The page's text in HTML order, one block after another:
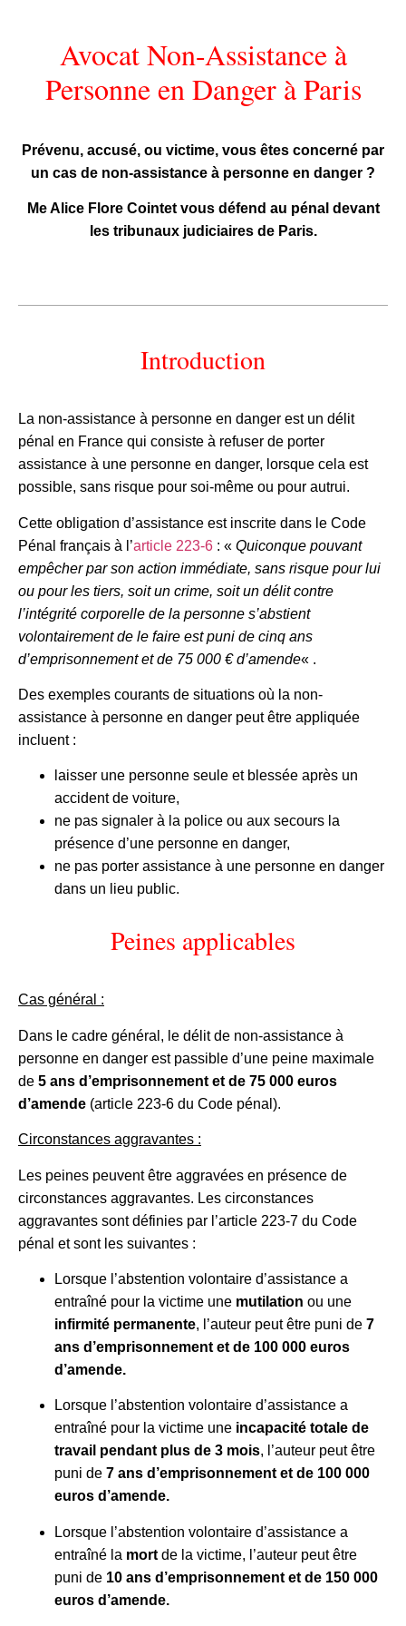
Avocat Non-Assistance à
Personne en Danger à Paris
Prévenu, accusé, ou victime, vous êtes concerné par
un cas de non-assistance à personne en danger ?
Me Alice Flore Cointet vous défend au pénal devant
les tribunaux judiciaires de Paris.
Introduction
La non-assistance à personne en danger est un délit
pénal en France qui consiste à refuser de porter
assistance à une personne en danger, lorsque cela est
possible, sans risque pour soi-même ou pour autrui.
Cette obligation d’assistance est inscrite dans le Code
Pénal français à l’article 223-6 : « Quiconque pouvant
empêcher par son action immédiate, sans risque pour lui
ou pour les tiers, soit un crime, soit un délit contre
l’intégrité corporelle de la personne s’abstient
volontairement de le faire est puni de cinq ans
d’emprisonnement et de 75 000 € d’amende« .
Des exemples courants de situations où la non-
assistance à personne en danger peut être appliquée
incluent :
laisser une personne seule et blessée après un
accident de voiture,
ne pas signaler à la police ou aux secours la
présence d’une personne en danger,
ne pas porter assistance à une personne en danger
dans un lieu public.
Peines applicables
Cas général :
Dans le cadre général, le délit de non-assistance à
personne en danger est passible d’une peine maximale
de 5 ans d’emprisonnement et de 75 000 euros
d’amende (article 223-6 du Code pénal).
Circonstances aggravantes :
Les peines peuvent être aggravées en présence de
circonstances aggravantes. Les circonstances
aggravantes sont définies par l’article 223-7 du Code
pénal et sont les suivantes :
Lorsque l’abstention volontaire d’assistance a
entraîné pour la victime une mutilation ou une
infirmité permanente, l’auteur peut être puni de 7
ans d’emprisonnement et de 100 000 euros
d’amende.
Lorsque l’abstention volontaire d’assistance a
entraîné pour la victime une incapacité totale de
travail pendant plus de 3 mois, l’auteur peut être
puni de 7 ans d’emprisonnement et de 100 000
euros d’amende.
Lorsque l’abstention volontaire d’assistance a
entraîné la mort de la victime, l’auteur peut être
puni de 10 ans d’emprisonnement et de 150 000
euros d’amende.